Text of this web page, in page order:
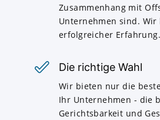
Zusammenhang mit
Unternehmen sind. Wir
erfolgreicher Erfahrung.
Die richtige Wahl
Wir bieten nur die
Ihr Unternehmen - die
Gerichtsbarkeit und